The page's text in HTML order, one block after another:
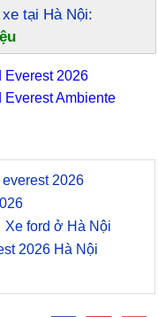
tại Hà Nội:
Everest 2026
Everest Ambiente
everest 2026
Xe ford ở Hà Nội
2026 Hà Nội